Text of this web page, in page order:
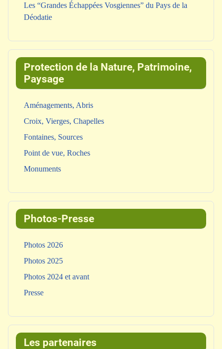
Les “Grandes Échappées Vosgiennes” du Pays de la
Déodatie
Protection de la Nature, Patrimoine,
Paysage
Aménagements, Abris
Croix, Vierges, Chapelles
Fontaines, Sources
Point de vue, Roches
Monuments
Photos-Presse
Photos 2026
Photos 2025
Photos 2024 et avant
Presse
Les partenaires